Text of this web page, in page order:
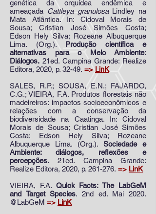
genética da orquídea endêmica e
ameaçada Cattleya granulosaLindley na
Mata Atlântica. In: Cidoval Morais de
Sousa; Cristian José Simões Costa;
Edson Hely Silva; Rozeane Albuquerque
Lima. (Org.). Produção científica e
alternativas para o Meio Ambiente:
Diálogos. 21ed. Campina Grande: Realize
Editora, 2020, p. 32-49. => LinK
SALES, R.P.; SOUSA, E.N.; FAJARDO,
C.G.; VIEIRA, F.A. Produtos florestais não
madeireiros: impactos socioeconômicos e
relações com a conservação da
biodiversidade na Caatinga. In: Cidoval
Morais de Sousa; Cristian José Simões
Costa; Edson Hely Silva; Rozeane
Albuquerque Lima. (Org.). Sociedade e
Ambiente: diálogos, reflexões e
percepções. 21ed. Campina Grande:
Realize Editora, 2020, p. 261-276. => LinK
VIEIRA, F.A. Quick Facts: The LabGeM
and Target Species. 2nd ed. Mai 2020.
@LabGeM => LinK